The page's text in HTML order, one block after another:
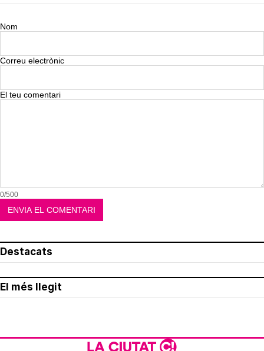
Nom
Correu electrònic
El teu comentari
0/500
Destacats
El més llegit